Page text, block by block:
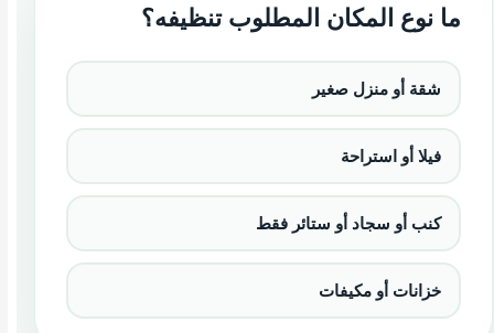
ما نوع المكان المطلوب تنظيفه؟
شقة أو منزل صغير
فيلا أو استراحة
كنب أو سجاد أو ستائر فقط
خزانات أو مكيفات